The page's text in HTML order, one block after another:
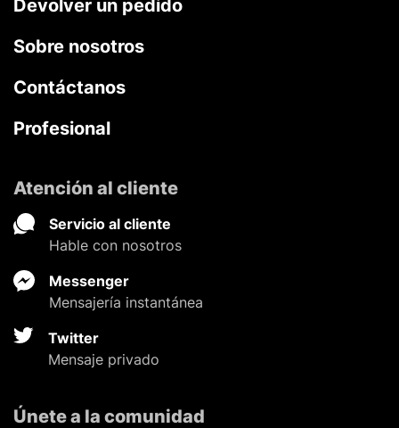
Devolver un pedido
Sobre nosotros
Contáctanos
Profesional
Atención al cliente
Servicio al cliente
Hable con nosotros
Messenger
Mensajería instantánea
Twitter
Mensaje privado
Únete a la comunidad